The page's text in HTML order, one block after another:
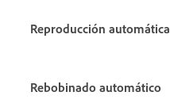
Reproducción automática
Rebobinado automático